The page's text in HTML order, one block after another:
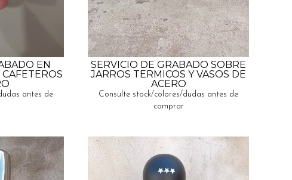
EN
antes de
SERVICIO DE GRABADO SOBRE
JARROS TERMICOS Y VASOS DE
ACERO
Consulte stock/colores/dudas antes de
comprar